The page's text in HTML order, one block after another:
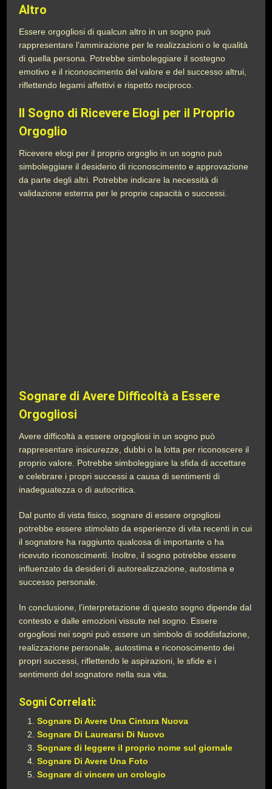
Altro
Essere orgogliosi di qualcun altro in un sogno può
rappresentare l’ammirazione per le realizzazioni o le qualità
di quella persona. Potrebbe simboleggiare il sostegno
emotivo e il riconoscimento del valore e del successo altrui,
riflettendo legami affettivi e rispetto reciproco.
Il Sogno di Ricevere Elogi per il Proprio
Orgoglio
Ricevere elogi per il proprio orgoglio in un sogno può
simboleggiare il desiderio di riconoscimento e approvazione
da parte degli altri. Potrebbe indicare la necessità di
validazione esterna per le proprie capacità o successi.
Sognare di Avere Difficoltà a Essere
Orgogliosi
Avere difficoltà a essere orgogliosi in un sogno può
rappresentare insicurezze, dubbi o la lotta per riconoscere il
proprio valore. Potrebbe simboleggiare la sfida di accettare
e celebrare i propri successi a causa di sentimenti di
inadeguatezza o di autocritica.
Dal punto di vista fisico, sognare di essere orgogliosi
potrebbe essere stimolato da esperienze di vita recenti in cui
il sognatore ha raggiunto qualcosa di importante o ha
ricevuto riconoscimenti. Inoltre, il sogno potrebbe essere
influenzato da desideri di autorealizzazione, autostima e
successo personale.
In conclusione, l’interpretazione di questo sogno dipende dal
contesto e dalle emozioni vissute nel sogno. Essere
orgogliosi nei sogni può essere un simbolo di soddisfazione,
realizzazione personale, autostima e riconoscimento dei
propri successi, riflettendo le aspirazioni, le sfide e i
sentimenti del sognatore nella sua vita.
Sogni Correlati:
Sognare Di Avere Una Cintura Nuova
Sognare Di Laurearsi Di Nuovo
Sognare di leggere il proprio nome sul giornale
Sognare Di Avere Una Foto
Sognare di vincere un orologio